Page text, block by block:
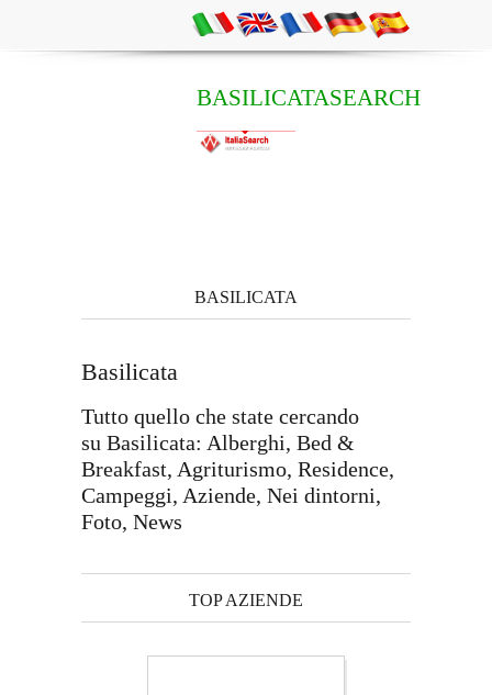
BASILICATASEARCH
BASILICATA
Basilicata
Tutto quello che state cercando
su Basilicata: Alberghi, Bed &
Breakfast, Agriturismo, Residence,
Campeggi, Aziende, Nei dintorni,
Foto, News
TOP AZIENDE